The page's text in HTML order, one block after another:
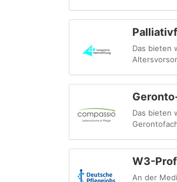
Das bieten
Das bieten
W3-
An der